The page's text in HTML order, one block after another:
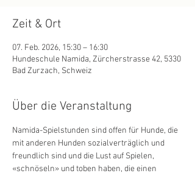
Zeit & Ort
07. Feb. 2026, 15:30 – 16:30
Hundeschule Namida, Zürcherstrasse 42, 5330
Bad Zurzach, Schweiz
Über die Veranstaltung
Namida-Spielstunden sind offen für Hunde, die
mit anderen Hunden sozialverträglich und
freundlich sind und die Lust auf Spielen,
«schnöseln» und toben haben, die einen